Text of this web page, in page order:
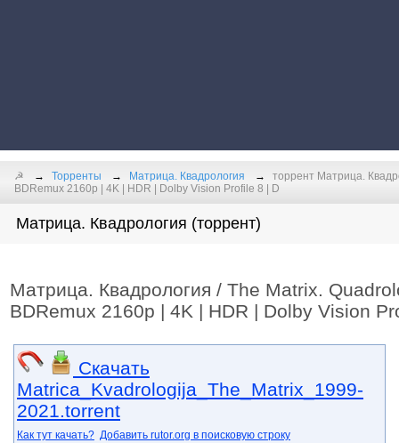
☭ Торренты Матрица. Квадрология
торрент Матрица.
BDRemux 2160p | 4K | HDR | Dolby Vision Profile 8 | D
Матрица. Квадрология (торрент)
Матрица. Квадрология / The Matrix.
BDRemux 2160p | 4K | HDR | Dolby Vision
Скачать
Matrica_Kvadrologija_The_Matrix_1999-
2021.torrent
Как тут качать? Добавить rutor.org в поисковую строку